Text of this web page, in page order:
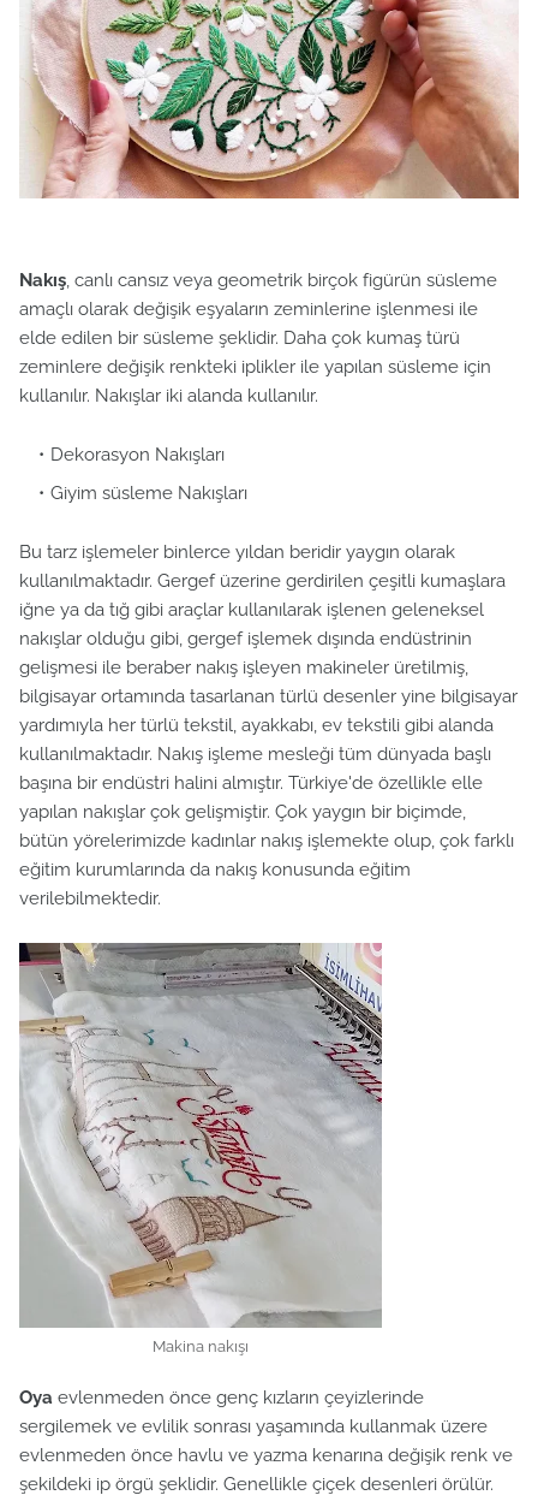
Nakış , canlı cansız veya geometrik birçok figürün süsleme
amaçlı olarak değişik eşyaların zeminlerine işlenmesi ile
elde edilen bir süsleme şeklidir. Daha çok kumaş türü
zeminlere değişik renkteki iplikler ile yapılan süsleme için
kullanılır. Nakışlar iki alanda kullanılır.
Dekorasyon Nakışları
Giyim süsleme Nakışları
Bu tarz işlemeler binlerce yıldan beridir yaygın olarak
kullanılmaktadır. Gergef üzerine gerdirilen çeşitli kumaşlara
iğne ya da tığ gibi araçlar kullanılarak işlenen geleneksel
nakışlar olduğu gibi, gergef işlemek dışında endüstrinin
gelişmesi ile beraber nakış işleyen makineler üretilmiş,
bilgisayar ortamında tasarlanan türlü desenler yine bilgisayar
yardımıyla her türlü tekstil, ayakkabı, ev tekstili gibi alanda
kullanılmaktadır. Nakış işleme mesleği tüm dünyada başlı
başına bir endüstri halini almıştır. Türkiye'de özellikle elle
yapılan nakışlar çok gelişmiştir. Çok yaygın bir biçimde,
bütün yörelerimizde kadınlar nakış işlemekte olup, çok farklı
eğitim kurumlarında da nakış konusunda eğitim
verilebilmektedir.
Makina nakışı
Oya evlenmeden önce genç kızların çeyizlerinde
sergilemek ve evlilik sonrası yaşamında kullanmak üzere
evlenmeden önce havlu ve yazma kenarına değişik renk ve
şekildeki ip örgü şeklidir. Genellikle çiçek desenleri örülür.